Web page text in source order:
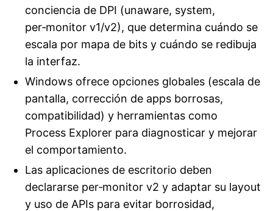
conciencia de DPI (unaware, system,
per‑monitor v1/v2), que determina cuándo se
escala por mapa de bits y cuándo se redibuja
la interfaz.
Windows ofrece opciones globales (escala de
pantalla, corrección de apps borrosas,
compatibilidad) y herramientas como
Process Explorer para diagnosticar y mejorar
el comportamiento.
Las aplicaciones de escritorio deben
declararse per‑monitor v2 y adaptar su layout
y uso de APIs para evitar borrosidad,